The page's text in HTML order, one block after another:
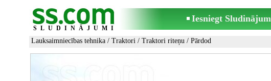
SLUDINĀJUMI
Iesniegt
Lauksaimniecības tehnika / Traktori / Traktori riteņu / Pārdod